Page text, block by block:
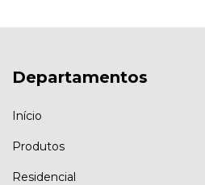
Departamentos
Início
Produtos
Residencial